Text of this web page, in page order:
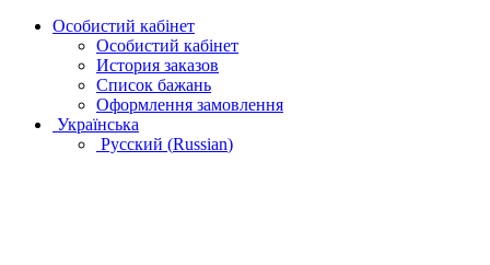
Особистий кабінет
Особистий кабінет
История заказов
Список бажань
Оформлення замовлення
Українська
Русский (Russian)